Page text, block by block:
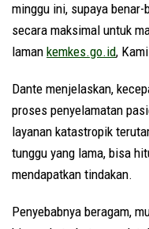
minggu ini, supaya
secara maksimal untuk
laman kemkes.go.id,
Dante menjelaskan,
proses penyelamatan
layanan katastropik
tunggu yang lama, bisa
mendapatkan tindakan.
Penyebabnya beragam,